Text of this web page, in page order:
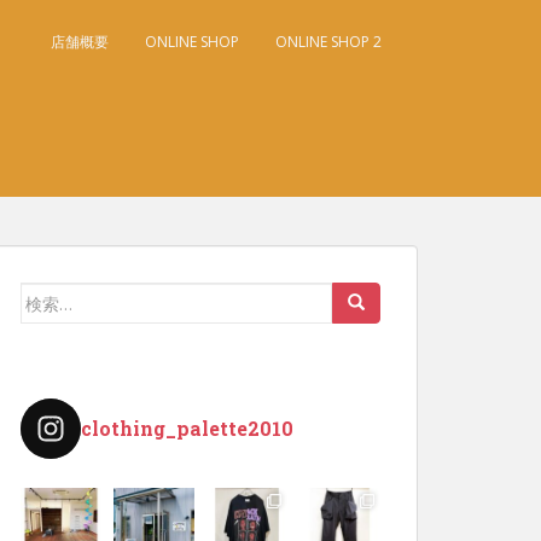
店舗概要 ONLINE SHOP ONLINE SHOP 2
検
clothing_palette2010